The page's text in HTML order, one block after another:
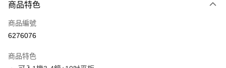
信用卡一次付款
信用卡分期付款
合作金庫商業銀行
6 期 0 利率 每期
商品特色
商品編號
6276076
商品特色